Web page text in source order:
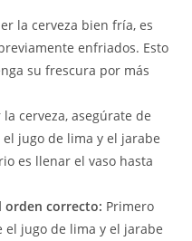
la cerveza bien fría, es
enfriados. Esto
su frescura por más
cerveza, asegúrate de
jugo de lima y el jarabe
es llenar el vaso hasta
orden correcto: Primero
el jugo de lima y el jarabe